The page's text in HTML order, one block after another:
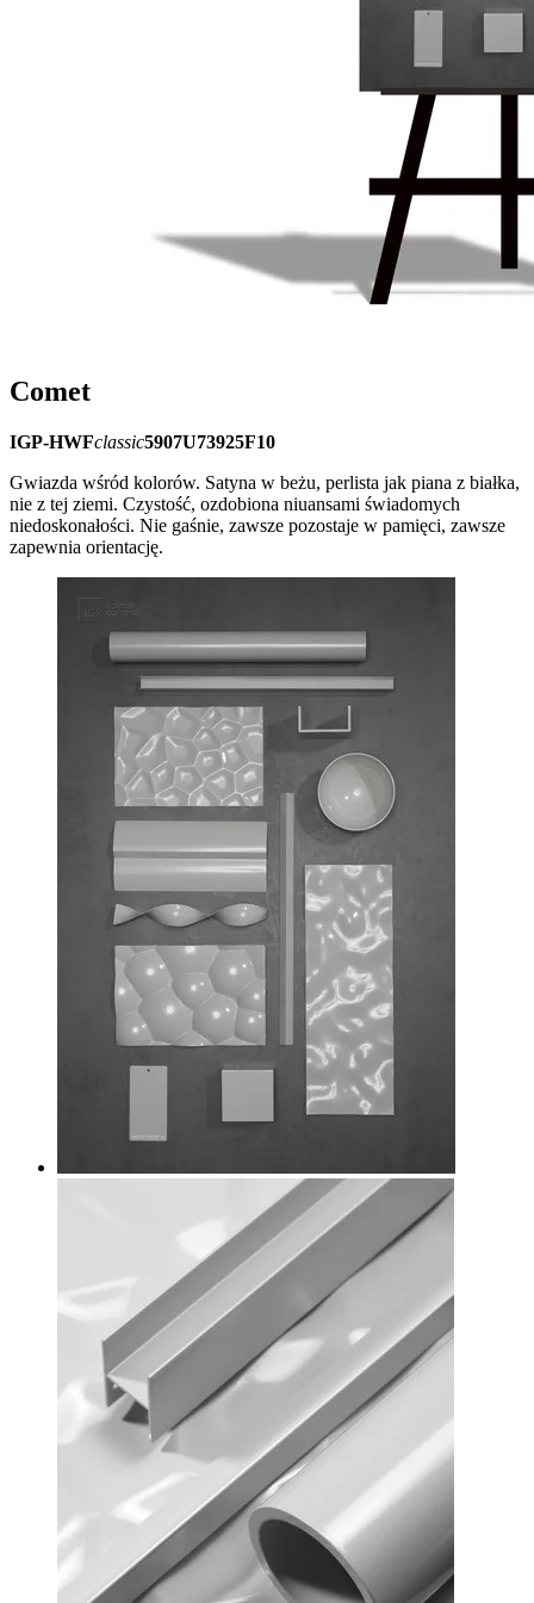
Comet
IGP-HWFclassic5907U73925F10
Gwiazda wśród kolorów. Satyna w beżu, perlista jak piana z białka,
nie z tej ziemi. Czystość, ozdobiona niuansami świadomych
niedoskonałości. Nie gaśnie, zawsze pozostaje w pamięci, zawsze
zapewnia orientację.